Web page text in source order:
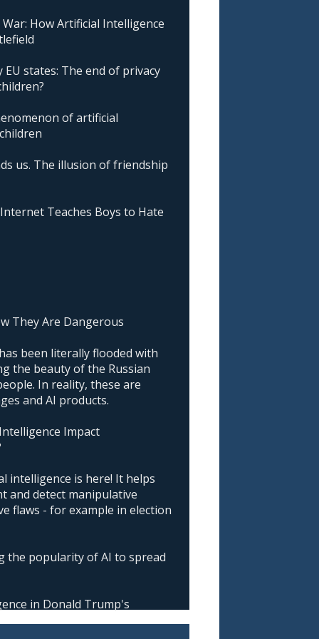
How Artificial Intelligence
states: The end of privacy
of artificial
us. The illusion of friendship
Teaches Boys to Hate
They Are Dangerous
been literally flooded with
the beauty of the Russian
In reality, these are
and AI products.
Impact
intelligence is here! It helps
and detect manipulative
flaws - for example in election
the popularity of AI to spread
in Donald Trump's